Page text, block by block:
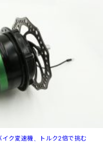
ク変速機、トルク2倍で挑む